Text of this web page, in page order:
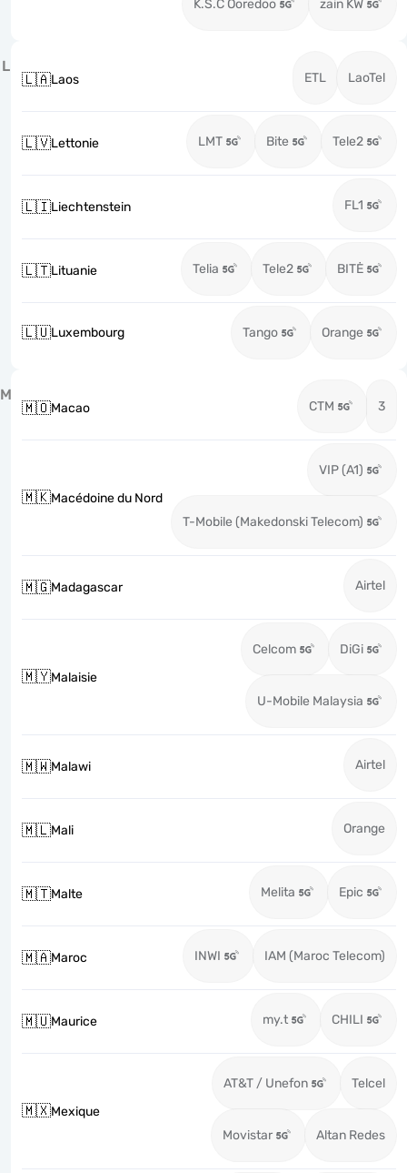
K.S.C Ooredoo zain KW
L
🇱🇦Laos ETL LaoTel
🇱🇻Lettonie LMT Bite Tele2
🇱🇮Liechtenstein FL1
🇱🇹Lituanie Telia Tele2 BITĖ
🇱🇺Luxembourg Tango Orange
M
🇲🇴Macao CTM 3
🇲🇰Macédoine du Nord
VIP (A1)
T-Mobile (Makedonski Telecom)
🇲🇬Madagascar Airtel
🇲🇾Malaisie
Celcom DiGi
U-Mobile Malaysia
🇲🇼Malawi Airtel
🇲🇱Mali Orange
🇲🇹Malte Melita Epic
🇲🇦Maroc INWI IAM (Maroc Telecom)
🇲🇺Maurice my.t CHILI
🇲🇽Mexique
AT&T / Unefon Telcel
Movistar Altan Redes